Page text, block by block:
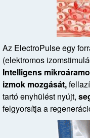
Az ElectroPulse egy
(elektromos
Intelligens
izmok mozgását,
tartó enyhülést nyújt,
felgyorsítja a